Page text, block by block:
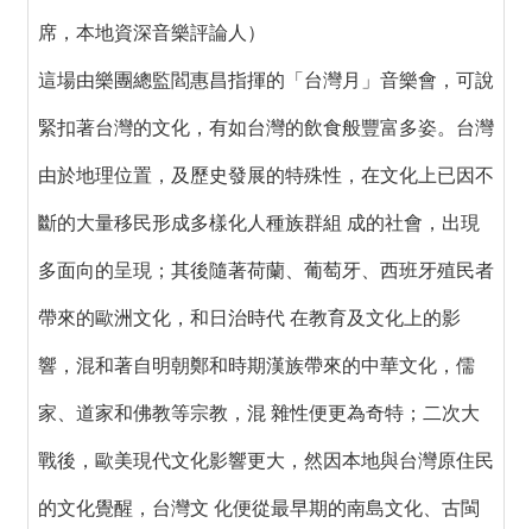
席，本地資深音樂評論人）
這場由樂團總監閻惠昌指揮的「台灣月」音樂會，可說
緊扣著台灣的文化，有如台灣的飲食般豐富多姿。台灣
由於地理位置，及歷史發展的特殊性，在文化上已因不
斷的大量移民形成多樣化人種族群組 成的社會，出現
多面向的呈現；其後隨著荷蘭、葡萄牙、西班牙殖民者
帶來的歐洲文化，和日治時代 在教育及文化上的影
響，混和著自明朝鄭和時期漢族帶來的中華文化，儒
家、道家和佛教等宗教，混 雜性便更為奇特；二次大
戰後，歐美現代文化影響更大，然因本地與台灣原住民
的文化覺醒，台灣文 化便從最早期的南島文化、古閩